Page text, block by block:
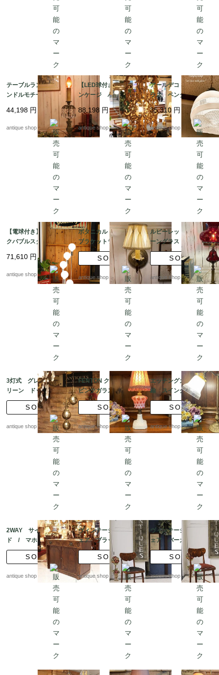
テーブルランプ キャ
ンドルモチーフ ブロ
ンズ・マーブル・クリ
スタル
44,198 円
antique shop at's
【LED球付き】アイア
ンケージ ハンギング
ランプ
88,198 円
antique shop at's
アールデコ ミルクグ
ラス ペンダントラン
プ type2
35,310 円
antique shop at's
【電球付き】アトミッ
クバブルスタンド
71,610 円
antique shop at's
ボタニカル ウォール
ブラケットランプ シ
ェード付き （壁面照
SOLD
antique shop at's
ルビーレッド ハリケ
ーングラス テーブル
ランプ
SOLD
antique shop at's
3灯式 グレイッシュグ
リーン ドットグラ
ス ハンギングランプ
SOLD
antique shop at's
FENTON クランベリー
ピンクガラス テーブ
ルランプ|コインドット
&クランベリードット
シェード
SOLD
antique shop at's
エッチングガラスと真
鍮 スイングデスクラ
ンプ
SOLD
antique shop at's
2WAY サイドボー
ド / マホガニーダイ
ニングテーブル 補助
テーブル付き
SOLD
antique shop at's
ヴィンテージ サイドチ
ェア ブラック×ゴール
ドライン｜ミッドセン
チュリーSOLD
antique shop at's
ヴィンテージ サイドチ
ェア バーガンディー×
ゴールドライン｜ミッ
ドセンチュリー
SOLD
antique shop at's